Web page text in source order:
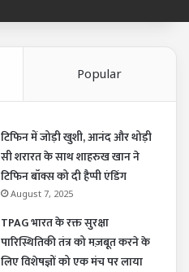
Popular
टिफिन में जोड़ी खुशी, आनंद और थोड़ी
सी शरारत के साथ शाहरुख खान ने
टिफिन बॉक्स को दी हैप्पी एंडिंग
August 7, 2025
TPAG भारत के रक्त सुरक्षा
पारिस्थितिकी तंत्र को मज़बूत करने के
लिए विशेषज्ञों को एक मंच पर लाया